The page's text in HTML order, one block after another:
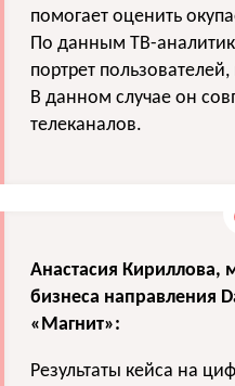
помогает оценить
По данным ТВ-
портрет
В данном случае он
телеканалов.
Анастасия Кириллова,
бизнеса направления
«Магнит»:
Результаты кейса на